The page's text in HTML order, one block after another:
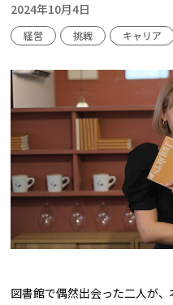
2024年10月4日
経営 挑戦 キャリア
図書館で偶然出会った二人が、